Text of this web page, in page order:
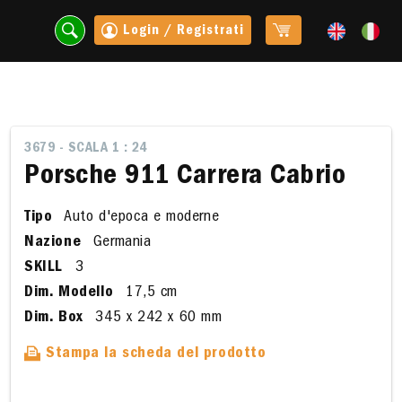
Login / Registrati
3679 - SCALA 1 : 24
Porsche 911 Carrera Cabrio
Tipo
Auto d'epoca e moderne
Nazione
Germania
SKILL
3
Dim. Modello
17,5 cm
Dim. Box
345 x 242 x 60 mm
Stampa la scheda del prodotto